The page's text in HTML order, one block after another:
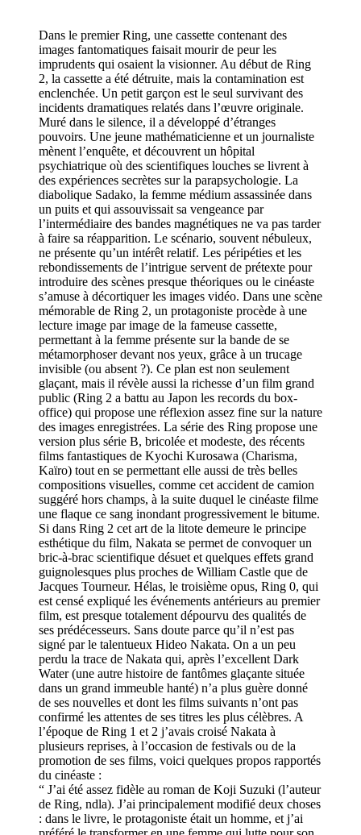
Dans le premier Ring, une cassette contenant des
images fantomatiques faisait mourir de peur les
imprudents qui osaient la visionner. Au début de Ring
2, la cassette a été détruite, mais la contamination est
enclenchée. Un petit garçon est le seul survivant des
incidents dramatiques relatés dans l’œuvre originale.
Muré dans le silence, il a développé d’étranges
pouvoirs. Une jeune mathématicienne et un journaliste
mènent l’enquête, et découvrent un hôpital
psychiatrique où des scientifiques louches se livrent à
des expériences secrètes sur la parapsychologie. La
diabolique Sadako, la femme médium assassinée dans
un puits et qui assouvissait sa vengeance par
l’intermédiaire des bandes magnétiques ne va pas tarder
à faire sa réapparition. Le scénario, souvent nébuleux,
ne présente qu’un intérêt relatif. Les péripéties et les
rebondissements de l’intrigue servent de prétexte pour
introduire des scènes presque théoriques ou le cinéaste
s’amuse à décortiquer les images vidéo. Dans une scène
mémorable de Ring 2, un protagoniste procède à une
lecture image par image de la fameuse cassette,
permettant à la femme présente sur la bande de se
métamorphoser devant nos yeux, grâce à un trucage
invisible (ou absent ?). Ce plan est non seulement
glaçant, mais il révèle aussi la richesse d’un film grand
public (Ring 2 a battu au Japon les records du box-
office) qui propose une réflexion assez fine sur la nature
des images enregistrées. La série des Ring propose une
version plus série B, bricolée et modeste, des récents
films fantastiques de Kyochi Kurosawa (Charisma,
Kaïro) tout en se permettant elle aussi de très belles
compositions visuelles, comme cet accident de camion
suggéré hors champs, à la suite duquel le cinéaste filme
une flaque ce sang inondant progressivement le bitume.
Si dans Ring 2 cet art de la litote demeure le principe
esthétique du film, Nakata se permet de convoquer un
bric-à-brac scientifique désuet et quelques effets grand
guignolesques plus proches de William Castle que de
Jacques Tourneur. Hélas, le troisième opus, Ring 0, qui
est censé expliqué les événements antérieurs au premier
film, est presque totalement dépourvu des qualités de
ses prédécesseurs. Sans doute parce qu’il n’est pas
signé par le talentueux Hideo Nakata. On a un peu
perdu la trace de Nakata qui, après l’excellent Dark
Water (une autre histoire de fantômes glaçante située
dans un grand immeuble hanté) n’a plus guère donné
de ses nouvelles et dont les films suivants n’ont pas
confirmé les attentes de ses titres les plus célèbres. A
l’époque de Ring 1 et 2 j’avais croisé Nakata à
plusieurs reprises, à l’occasion de festivals ou de la
promotion de ses films, voici quelques propos rapportés
du cinéaste :
“ J’ai été assez fidèle au roman de Koji Suzuki (l’auteur
de Ring, ndla). J’ai principalement modifié deux choses
: dans le livre, le protagoniste était un homme, et j’ai